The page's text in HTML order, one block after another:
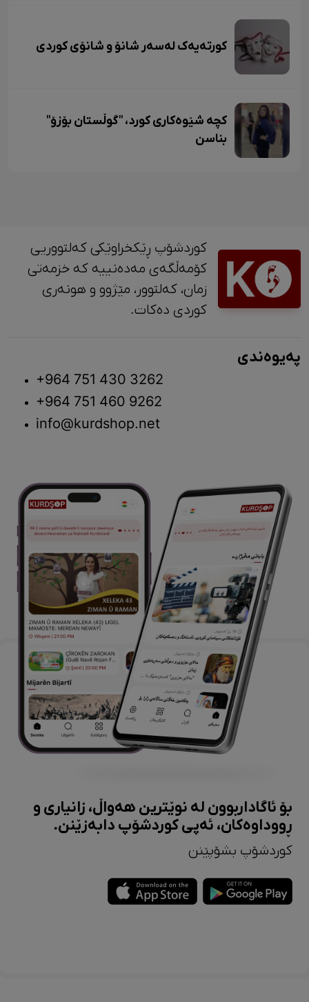
کورتەیەک لەسەر شانۆ و شانۆی کوردی
کچە شێوەکاری کورد، "گوڵستان بۆزۆ"
بناسن
کوردشۆپ ڕێکخراوێکی کەلتووریی
کۆمەڵگەی مەدەنییە کە خزمەتی
زمان، کەلتوور، مێژوو و ‎هونەری
کوردی دەکات.
پەیوەندی
+964 751 430 3262
+964 751 460 9262
info@kurdshop.net
بۆ ئاگاداربوون لە نوێترین هەواڵ، زانیاری و
ڕووداوەکان، ئەپی کوردشۆپ دابەزێنن.
کوردشۆپ بشۆپێنن